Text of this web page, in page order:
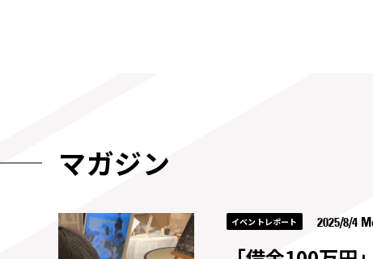
マガジン
イベントレポート 2025/8/4